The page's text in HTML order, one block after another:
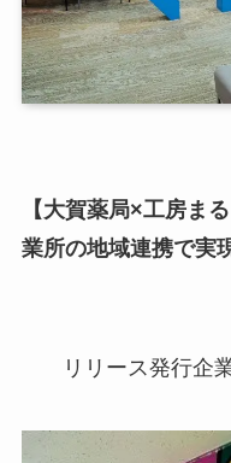
【大賀薬局×工房ま
業所の地域連携で実
リリース発行企